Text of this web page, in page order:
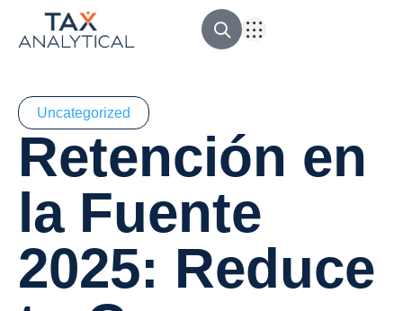
Uncategorized
Retención en
la Fuente
2025: Reduce